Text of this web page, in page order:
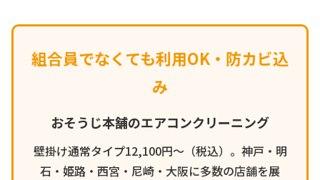
組合員でなくても利用OK・防カビ込
み
おそうじ本舗のエアコンクリーニング
壁掛け通常タイプ12,100円〜（税込）。神戸・明
石・姫路・西宮・尼崎・大阪に多数の店舗を展